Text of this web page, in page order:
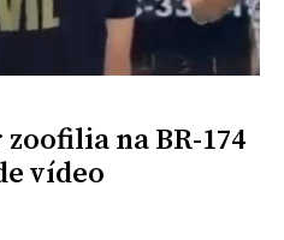
na BR-174
vídeo